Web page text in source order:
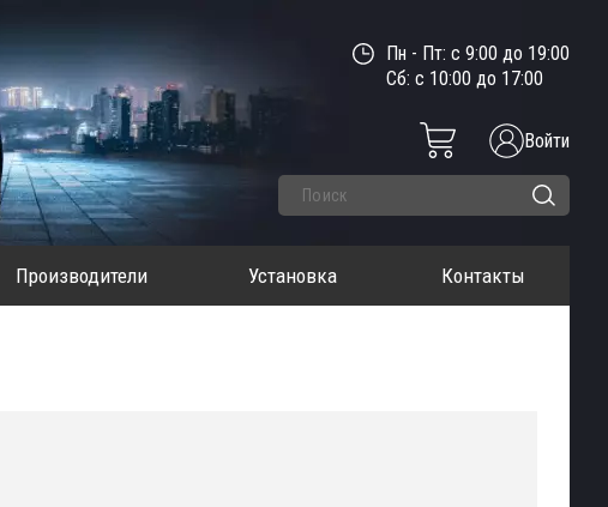
Пн - Пт: с 9:00 до 19:00
Сб: с 10:00 до 17:00
Войти
Производители Установка Контакты